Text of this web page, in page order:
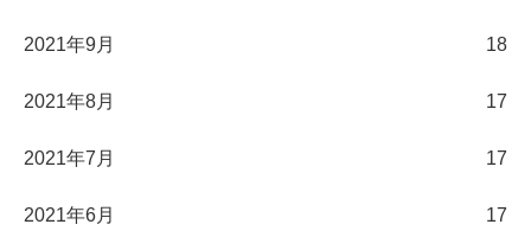
2021年9月 18
2021年8月 17
2021年7月 17
2021年6月 17